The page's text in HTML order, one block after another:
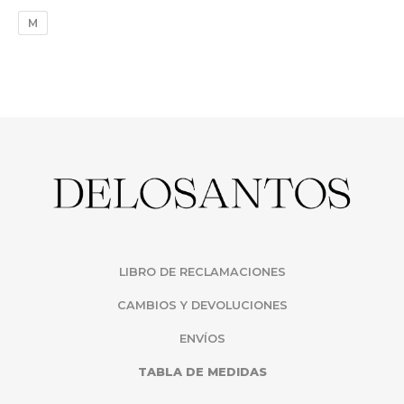
M
LIBRO DE RECLAMACIONES
CAMBIOS Y DEVOLUCIONES
ENVÍOS
TABLA DE MEDIDAS